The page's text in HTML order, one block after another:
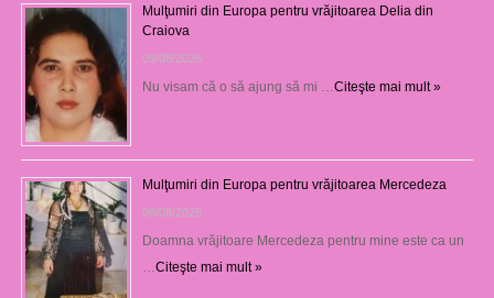
Mulţumiri din Europa pentru vrăjitoarea Delia din
Craiova
09/08/2026
Nu visam că o să ajung să mi … Citeşte mai mult »
Mulţumiri din Europa pentru vrăjitoarea Mercedeza
09/08/2026
Doamna vrăjitoare Mercedeza pentru mine este ca un
Citeşte mai mult »